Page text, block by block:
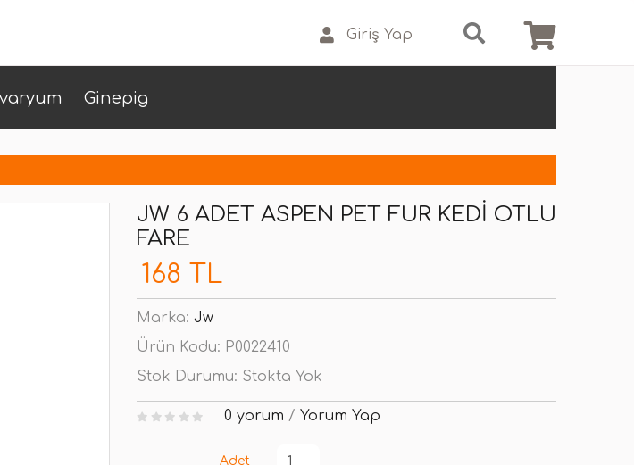
Giriş Yap
Ginepig
JW 6 ADET ASPEN PET FUR KEDI OTLU
FARE
168 TL
Marka: Jw
Ürün Kodu: P0022410
Stok Durumu: Stokta Yok
0 yorum / Yorum Yap
Adet